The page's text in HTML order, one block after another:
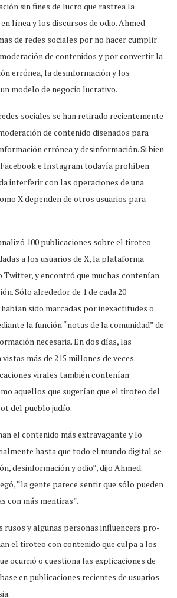
sin fines de lucro que rastrea la
línea y los discursos de odio. Ahmed
de redes sociales por no hacer cumplir
de contenidos y por convertir la
errónea, la desinformación y los
modelo de negocio lucrativo.
sociales se han retirado recientemente
de contenido diseñados para
errónea y desinformación. Si bien
e Instagram todavía prohíben
interferir con las operaciones de una
X dependen de otros usuarios para
100 publicaciones sobre el tiroteo
a los usuarios de X, la plataforma
Twitter, y encontró que muchas contenían
Sólo alrededor de 1 de cada 20
sido marcadas por inexactitudes o
la función “notas de la comunidad” de
necesaria. En dos días, las
más de 215 millones de veces.
virales también contenían
aquellos que sugerían que el tiroteo del
del pueblo judío.
el contenido más extravagante y lo
hasta que todo el mundo digital se
desinformación y odio”, dijo Ahmed.
“la gente parece sentir que sólo pueden
con más mentiras”.
rusos y algunas personas influencers pro-
el tiroteo con contenido que culpa a los
ocurrió o cuestiona las explicaciones de
en publicaciones recientes de usuarios